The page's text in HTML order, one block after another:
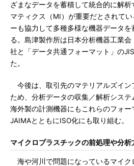
ざまなデータを蓄積して統合的に解
マティクス（MI）が重要だとされて
ーも協力して多種多様な機器データ
る。島津製作所は日本分析機器工業
社と「データ共通フォーマット」の
た。
今後は、取引先のマテリアルズイン
ため、分析データの収集／解析システ
海外製の計測機器にもこれらのフォー
JAIMAとともにISO化にも取り組む。
マイクロプラスチックの前処理や分
海や河川で問題になっているマイク